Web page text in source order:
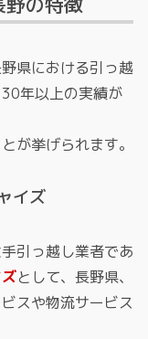
県における引っ越
年以上の実績が
が挙げられます。
イズ
引っ越し業者であ
として、長野県、
スや物流サービス